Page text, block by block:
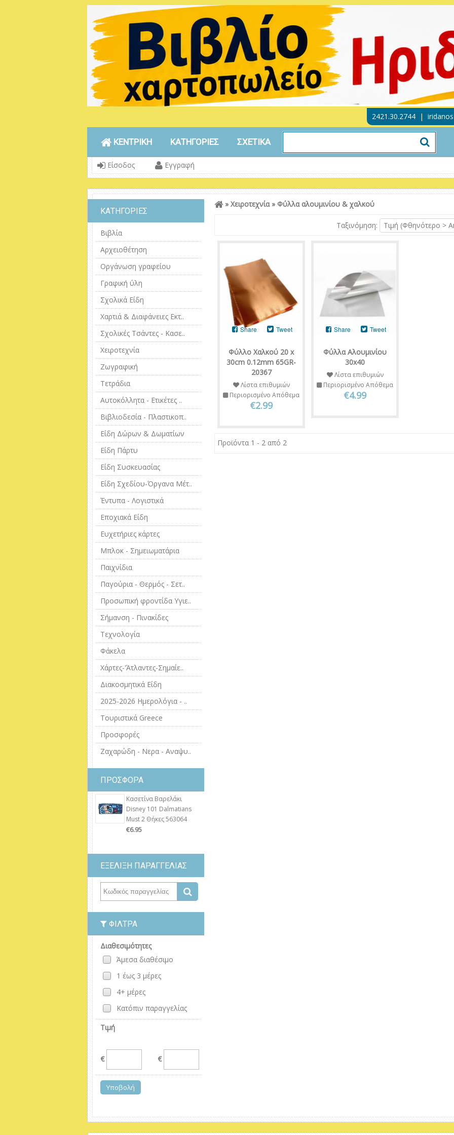
2421.30.2744 |
ΚΕΝΤΡΙΚΗ ΚΑΤΗΓΟΡΙΕΣ ΣΧΕΤΙΚΑ
Είσοδος Εγγραφή
ΚΑΤΗΓΟΡΙΕΣ
Βιβλία
Αρχειοθέτηση
Οργάνωση γραφείου
Γραφική ύλη
Σχολικά Είδη
Χαρτιά & Διαφάνειες Εκτ..
Σχολικές Τσάντες - Κασε..
Χειροτεχνία
Ζωγραφική
Τετράδια
Αυτοκόλλητα - Ετικέτες ..
Βιβλιοδεσία - Πλαστικοπ..
Είδη Δώρων & Δωματίων
Είδη Πάρτυ
Είδη Συσκευασίας
Είδη Σχεδίου-Όργανα Μέτ..
Έντυπα - Λογιστικά
Εποχιακά Είδη
Ευχετήριες κάρτες
Μπλοκ - Σημειωματάρια
Παιχνίδια
Παγούρια - Θερμός - Σετ..
Προσωπική φροντίδα Υγιε..
Σήμανση - Πινακίδες
Τεχνολογία
Φάκελα
Χάρτες-'Άτλαντες-Σημαίε..
Διακοσμητικά Είδη
2025-2026 Ημερολόγια - ..
Τουριστικά Greece
Προσφορές
Ζαχαρώδη - Νερα - Αναψυ..
ΠΡΟΣΦΟΡΑ
Κασετίνα Βαρελάκι
Disney 101 Dalmatians
Must 2 Θήκες 563064
€6.95
ΕΞΕΛΙΞΗ ΠΑΡΑΓΓΕΛΙΑΣ
ΦΊΛΤΡΑ
Διαθεσιμότητες
Άμεσα διαθέσιμο
1 έως 3 μέρες
4+ μέρες
Κατόπιν παραγγελίας
Τιμή
€ €
» Χειροτεχνία» Φύλλα αλουμινίου & χαλκού
Ταξινόμηση: Τιμή (Φθηνότερο >
Φύλλο Χαλκού 20 x
30cm 0.12mm 65GR-
20367
Share Tweet
Λίστα επιθυμιών
Περιορισμένο Απόθεμα
€2.99
Φύλλα Αλουμινίου
30x40
Share Tweet
Λίστα επιθυμιών
Περιορισμένο Απόθεμα
€4.99
Προϊόντα 1 - 2 από 2